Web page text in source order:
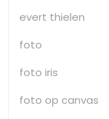
evert thielen
foto
foto iris
foto op canvas